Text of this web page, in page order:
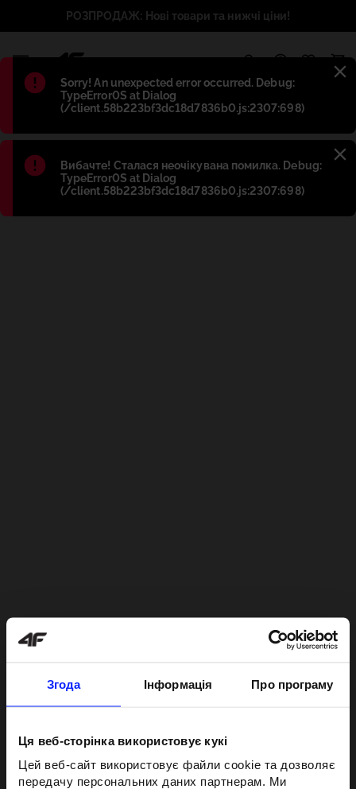
Згода Інформація Про програму
Ця веб-сторінка використовує кукі
Цей веб-сайт використовує файли cookie та дозволяє
передачу персональних даних партнерам. Ми
Błąd:
Sorry! An unexpected error occurred. Debug:
TypeError0S at Dialog
(/client.58b223bf3dc18d7836b0.js:2307:698)
Błąd:
Вибачте! Сталася неочікувана помилка. Debug:
TypeError0S at Dialog
(/client.58b223bf3dc18d7836b0.js:2307:698)
РОЗПРОДАЖ: Нові товари та нижчі ціни!